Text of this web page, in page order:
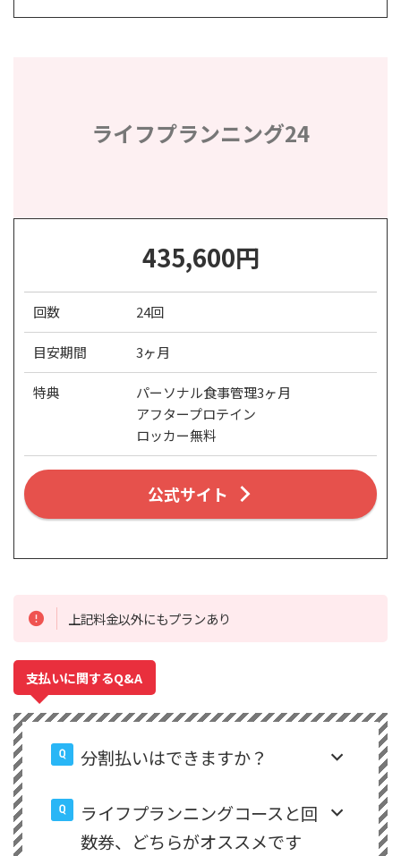
ライフプランニング24
435,600円
回数 24回
目安期間 3ヶ月
特典
パーソナル食事管理3ヶ月
アフタープロテイン
ロッカー無料
公式サイト
上記料金以外にもプランあり
支払いに関するQ&A
分割払いはできますか？
ライフプランニングコースと回
数券、どちらがオススメです